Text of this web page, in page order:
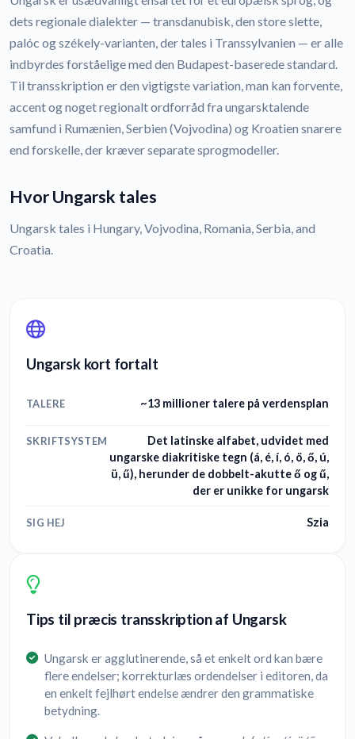
dets regionale dialekter — transdanubisk, den store slette,
palóc og székely-varianten, der tales i Transsylvanien — er alle
indbyrdes forståelige med den Budapest-baserede standard.
Til transskription er den vigtigste variation, man kan forvente,
accent og noget regionalt ordforråd fra ungarsktalende
samfund i Rumænien, Serbien (Vojvodina) og Kroatien snarere
end forskelle, der kræver separate sprogmodeller.
Hvor Ungarsk tales
Ungarsk tales i Hungary, Vojvodina, Romania, Serbia, and
Croatia.
Ungarsk kort fortalt
TALERE ~13 millioner talere på verdensplan
SKRIFTSYSTEM
Det latinske alfabet, udvidet med
ungarske diakritiske tegn (á, é, í, ó, ö, ő, ú,
ü, ű), herunder de dobbelt-akutte ő og ű,
der er unikke for ungarsk
SIG HEJ Szia
Tips til præcis transskription af Ungarsk
Ungarsk er agglutinerende, så et enkelt ord kan bære
flere endelser; korrekturlæs ordendelser i editoren, da
en enkelt fejlhørt endelse ændrer den grammatiske
betydning.